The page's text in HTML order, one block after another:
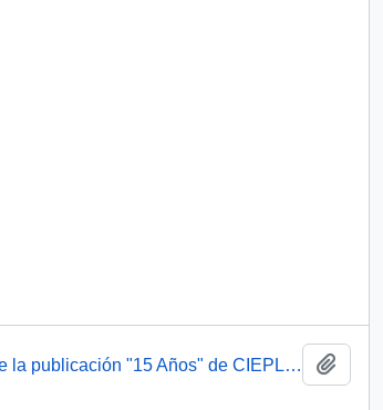
[ Carta de agradecimiento por el envió de un ejemplar de la publicación "15 Años" de CIEPLAN]